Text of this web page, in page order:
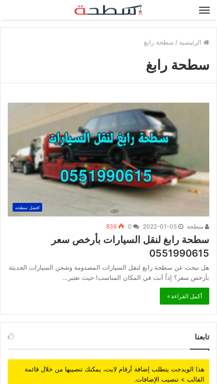
القائمة
الرئيسية / سطحة رابغ
سطحة رابغ
افضل سطحه
سطحة 2022-01-05
836
سطحة رابغ لنقل السيارات بأرخص سعر
0551990615
هل تبحث عن سطحة رابغ لنقل السيارات المصدومة وشحن السيارات الحديثة
بأرخص سعر؟ إذاً أنت في المكان المناسب! حيث تعتبر…
أكمل القراءة »
تابعنا
هذا الويدجت يتطلب إضافة أرقام لايت، يمكنك تنصيبها من خلال قائمة
القالب > تنصيب الإضافات.